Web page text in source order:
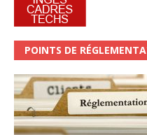
POINTS DE